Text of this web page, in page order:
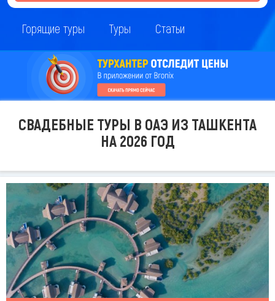
Горящие туры Туры Статьи
СВАДЕБНЫЕ ТУРЫ В ОАЭ ИЗ ТАШКЕНТА
НА 2026 ГОД